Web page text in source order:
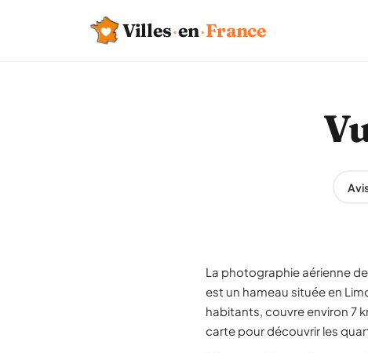
Villes·en·France
La photographie aérienne
est un hameau située en
habitants, couvre environ 7
carte pour découvrir les